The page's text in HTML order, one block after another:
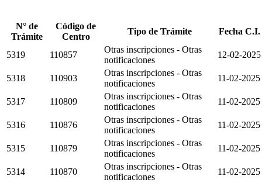
N° de
Trámite
Código de
Centro
Tipo de Trámite Fecha C.I.
5319 110857
Otras inscripciones - Otras
notificaciones
12-02-2025
5318 110903
Otras inscripciones - Otras
notificaciones
11-02-2025
5317 110809
Otras inscripciones - Otras
notificaciones
11-02-2025
5316 110876
Otras inscripciones - Otras
notificaciones
11-02-2025
5315 110879
Otras inscripciones - Otras
notificaciones
11-02-2025
5314 110870
Otras inscripciones - Otras
notificaciones
11-02-2025